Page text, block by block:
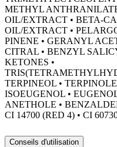
METHYL
OIL/EXTRACT • BETA-
OIL/EXTRACT •
PINENE • GERANYL
CITRAL • BENZYL
KETONES •
TERPINEOL •
ISOEUGENOL •
ANETHOLE •
CI 14700 (RED 4) • CI
Conseils d'utilisation